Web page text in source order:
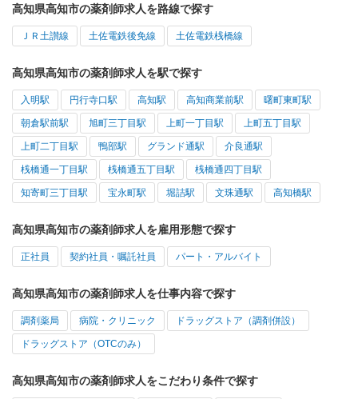
高知県高知市の薬剤師求人を路線で探す
ＪＲ土讃線 土佐電鉄後免線 土佐電鉄桟橋線
高知県高知市の薬剤師求人を駅で探す
入明駅 円行寺口駅 高知駅 高知商業前駅 曙町東町駅
朝倉駅前駅 旭町三丁目駅 上町一丁目駅 上町五丁目駅
上町二丁目駅 鴨部駅 グランド通駅 介良通駅
桟橋通一丁目駅 桟橋通五丁目駅 桟橋通四丁目駅
知寄町三丁目駅 宝永町駅 堀詰駅 文珠通駅 高知橋駅
高知県高知市の薬剤師求人を雇用形態で探す
正社員 契約社員・嘱託社員 パート・アルバイト
高知県高知市の薬剤師求人を仕事内容で探す
調剤薬局 病院・クリニック ドラッグストア（調剤併設）
ドラッグストア（OTCのみ）
高知県高知市の薬剤師求人をこだわり条件で探す